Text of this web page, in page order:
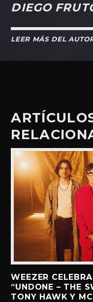
DIEGO
LEER MÁS DEL
WEEZER
“UNDONE – THE
TONY HAWK Y